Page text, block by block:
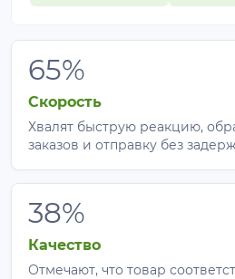
65%
Скорость
Хвалят быструю реакцию,
заказов и отправку без
38%
Качество
Отмечают, что товар